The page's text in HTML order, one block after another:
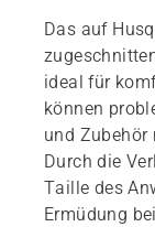
Das auf
ideal für
können
und Zubehör
Durch die
Taille des
Ermüdung